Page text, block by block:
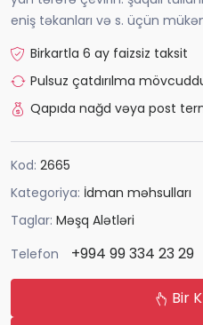
eniş təkanları və s. üçün
Birkartla 6 ay faizsiz taksit
Pulsuz çatdırılma
Qapıda nağd vəya post
Kod: 2665
Kategoriya: İdman məhsulları
Taglar: Məşq Alətləri
Telefon
+994 99 334 23 29
Bir